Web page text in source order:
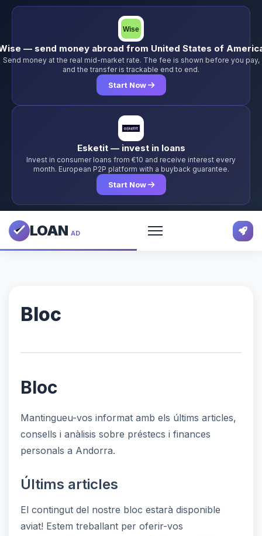
— send money abroad from United States of
Send money at the real mid-market rate. The fee is shown before you pay,
and the transfer is trackable end to end.
Start Now
Esketit — invest in loans
Invest in consumer loans from €10 and receive interest every
month. European P2P platform with a buyback guarantee.
Start Now
LOAN AD
Bloc
Bloc
Mantingueu-vos informat amb els últims articles,
consells i anàlisis sobre préstecs i finances
personals a Andorra.
Últims articles
El contingut del nostre bloc estarà disponible
aviat! Estem treballant per oferir-vos